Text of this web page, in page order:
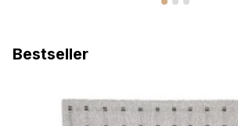
Bestseller